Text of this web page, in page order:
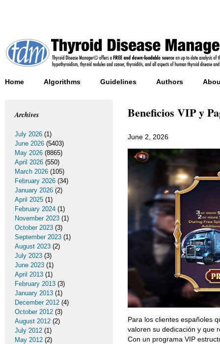
Home Algorithms Guidelines Authors
Beneficios VIP y
June 2, 2026
Para los clientes españoles
valoren su dedicación y que
Con un programa VIP
Archives
July 2026 (1)
June 2026 (5403)
May 2026 (8865)
April 2026 (550)
March 2026 (105)
February 2026 (34)
January 2026 (2)
April 2025 (1)
February 2024 (1)
November 2023 (1)
October 2023 (3)
September 2023 (1)
August 2023 (2)
July 2023 (3)
June 2023 (1)
April 2013 (1)
February 2013 (3)
January 2013 (1)
December 2012 (4)
October 2012 (3)
August 2012 (2)
July 2012 (1)
May 2012 (2)